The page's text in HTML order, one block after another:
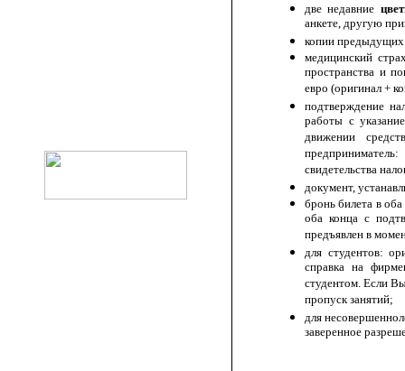
две недавние
анкете, другую
копии предыдущих
медицинский
пространства и
евро (оригинал +
подтверждение
работы с
движении
свидетельства
документ,
бронь билета в
оба конца с
предъявлен в
для студентов:
справка на
студентом. Если
пропуск занятий;
для
заверенное